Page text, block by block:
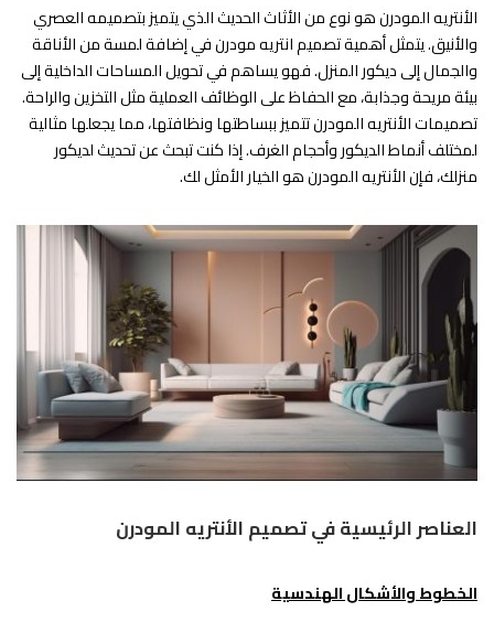
الأنتريه المودرن هو نوع من الأثاث الحديث الذي يتميز بتصميمه العصري
والأنيق. يتمثل أهمية تصميم انتريه مودرن في إضافة لمسة من الأناقة
والجمال إلى ديكور المنزل. فهو يساهم في تحويل المساحات الداخلية إلى
بيئة مريحة وجذابة، مع الحفاظ على الوظائف العملية مثل التخزين والراحة.
تصميمات الأنتريه المودرن تتميز ببساطتها ونظافتها، مما يجعلها مثالية
لمختلف أنماط الديكور وأحجام الغرف. إذا كنت تبحث عن تحديث لديكور
منزلك، فإن الأنتريه المودرن هو الخيار الأمثل لك.
العناصر الرئيسية في تصميم الأنتريه المودرن
الخطوط والأشكال الهندسية